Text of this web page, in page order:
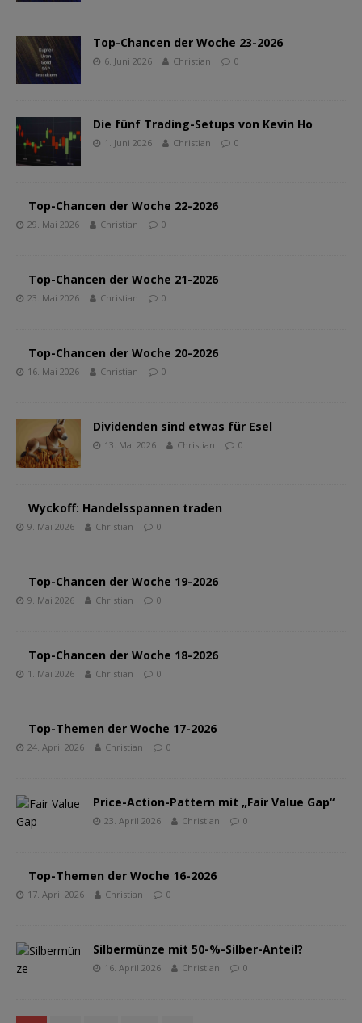
Top-Chancen der Woche 23-2026
6. Juni 2026 Christian 0
Die fünf Trading-Setups von Kevin Ho
1. Juni 2026 Christian 0
Top-Chancen der Woche 22-2026
29. Mai 2026 Christian 0
Top-Chancen der Woche 21-2026
23. Mai 2026 Christian 0
Top-Chancen der Woche 20-2026
16. Mai 2026 Christian 0
Dividenden sind etwas für Esel
13. Mai 2026 Christian 0
Wyckoff: Handelsspannen traden
9. Mai 2026 Christian 0
Top-Chancen der Woche 19-2026
9. Mai 2026 Christian 0
Top-Chancen der Woche 18-2026
1. Mai 2026 Christian 0
Top-Themen der Woche 17-2026
24. April 2026 Christian 0
Price-Action-Pattern mit „Fair Value Gap“
23. April 2026 Christian 0
Top-Themen der Woche 16-2026
17. April 2026 Christian 0
Silbermünze mit 50-%-Silber-Anteil?
16. April 2026 Christian 0